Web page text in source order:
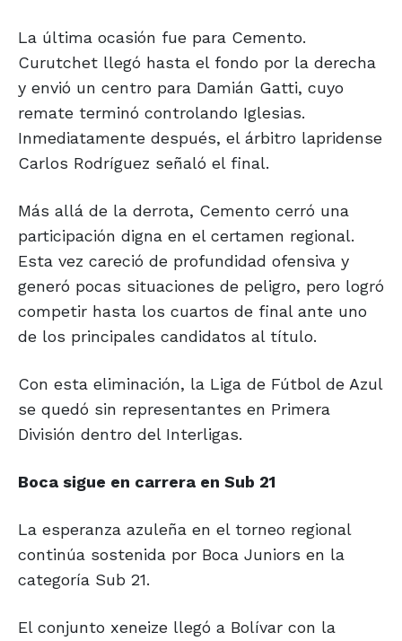
La última ocasión fue para Cemento.
Curutchet llegó hasta el fondo por la derecha
y envió un centro para Damián Gatti, cuyo
remate terminó controlando Iglesias.
Inmediatamente después, el árbitro lapridense
Carlos Rodríguez señaló el final.
Más allá de la derrota, Cemento cerró una
participación digna en el certamen regional.
Esta vez careció de profundidad ofensiva y
generó pocas situaciones de peligro, pero logró
competir hasta los cuartos de final ante uno
de los principales candidatos al título.
Con esta eliminación, la Liga de Fútbol de Azul
se quedó sin representantes en Primera
División dentro del Interligas.
Boca sigue en carrera en Sub 21
La esperanza azuleña en el torneo regional
continúa sostenida por Boca Juniors en la
categoría Sub 21.
El conjunto xeneize llegó a Bolívar con la